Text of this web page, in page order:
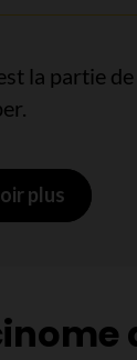
la partie
plus sur